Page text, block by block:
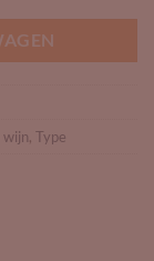
wijn, Type